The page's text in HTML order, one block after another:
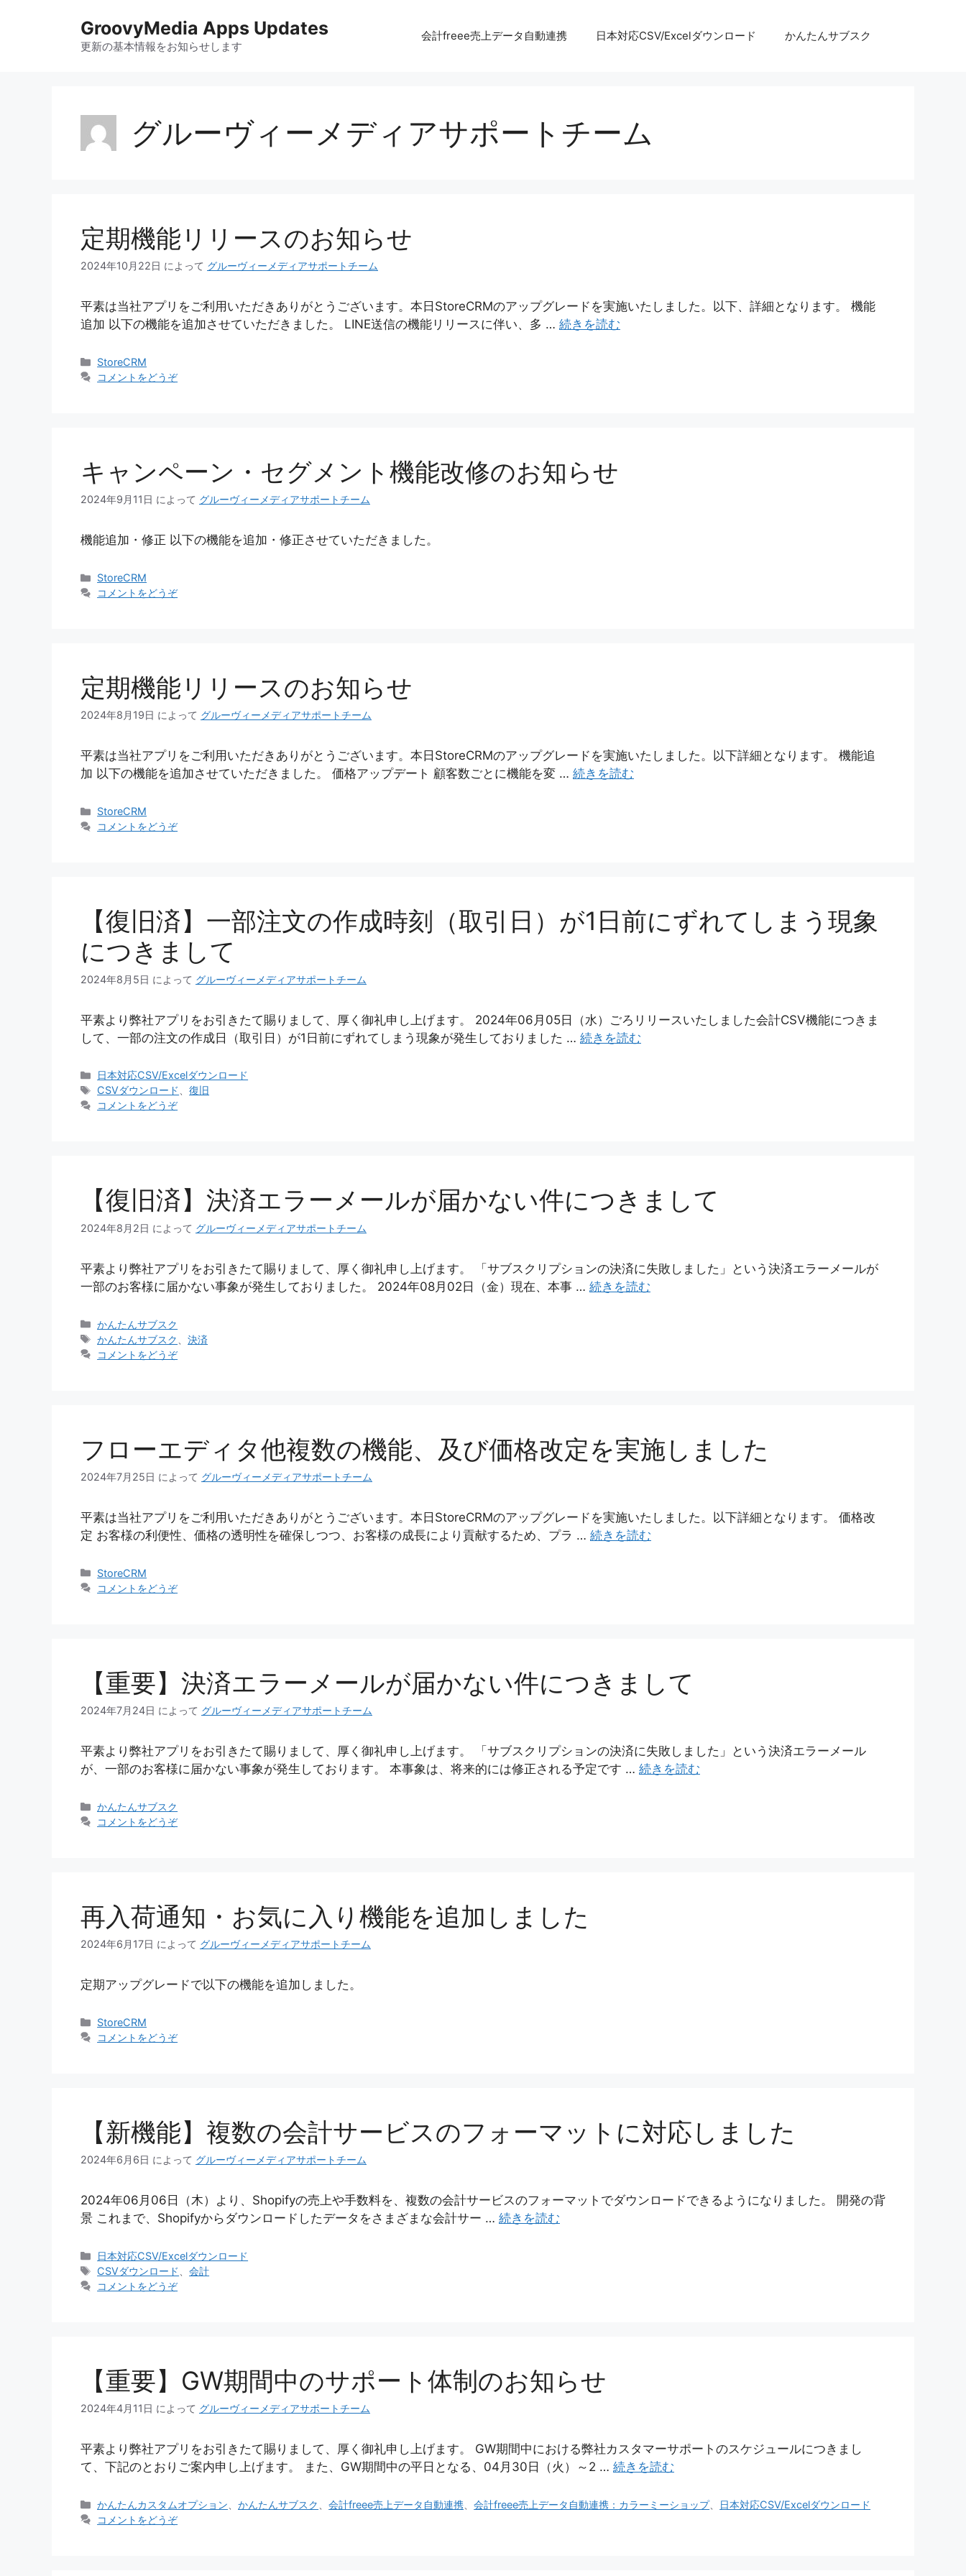
GroovyMedia Apps Updates
更新の基本情報をお知らせします
会計freee売上データ自動連携 日本対応CSV/Excelダウンロード かんたんサブスク
グルーヴィーメディアサポートチーム
定期機能リリースのお知らせ
2024年10月22日 によって グルーヴィーメディアサポートチーム
平素は当社アプリをご利用いただきありがとうございます。本日StoreCRMのアップグレードを実施いたしました。以下、詳細となります。 機能
追加 以下の機能を追加させていただきました。 LINE送信の機能リリースに伴い、多 … 続きを読む
カ
テ
StoreCRM
コメントをどうぞ
キャンペーン・セグメント機能改修のお知らせ
2024年9月11日 によって グルーヴィーメディアサポートチーム
機能追加・修正 以下の機能を追加・修正させていただきました。
カ
テ
StoreCRM
コメントをどうぞ
定期機能リリースのお知らせ
2024年8月19日 によって グルーヴィーメディアサポートチーム
平素は当社アプリをご利用いただきありがとうございます。本日StoreCRMのアップグレードを実施いたしました。以下詳細となります。 機能追
加 以下の機能を追加させていただきました。 価格アップデート 顧客数ごとに機能を変 … 続きを読む
カ
テ
StoreCRM
コメントをどうぞ
【復旧済】一部注文の作成時刻（取引日）が1日前にずれてしまう現象
につきまして
2024年8月5日 によって グルーヴィーメディアサポートチーム
平素より弊社アプリをお引きたて賜りまして、厚く御礼申し上げます。 2024年06月05日（水）ごろリリースいたしました会計CSV機能につきま
して、一部の注文の作成日（取引日）が1日前にずれてしまう現象が発生しておりました … 続きを読む
カ
テ
ゴ
日本対応CSV/Excelダウンロード
タ
グ
CSVダウンロード、復旧
コメントをどうぞ
【復旧済】決済エラーメールが届かない件につきまして
2024年8月2日 によって グルーヴィーメディアサポートチーム
平素より弊社アプリをお引きたて賜りまして、厚く御礼申し上げます。 「サブスクリプションの決済に失敗しました」という決済エラーメールが
一部のお客様に届かない事象が発生しておりました。 2024年08月02日（金）現在、本事 … 続きを読む
カ
テ
ゴ
かんたんサブスク
タ
グ
かんたんサブスク 、決済
コメントをどうぞ
フローエディタ他複数の機能、及び価格改定を実施しました
2024年7月25日 によって グルーヴィーメディアサポートチーム
平素は当社アプリをご利用いただきありがとうございます。本日StoreCRMのアップグレードを実施いたしました。以下詳細となります。 価格改
定 お客様の利便性、価格の透明性を確保しつつ、お客様の成長により貢献するため、プラ … 続きを読む
カ
テ
StoreCRM
コメントをどうぞ
【重要】決済エラーメールが届かない件につきまして
2024年7月24日 によって グルーヴィーメディアサポートチーム
平素より弊社アプリをお引きたて賜りまして、厚く御礼申し上げます。 「サブスクリプションの決済に失敗しました」という決済エラーメール
が、一部のお客様に届かない事象が発生しております。 本事象は、将来的には修正される予定です … 続きを読む
カ
テ
かんたんサブスク
コメントをどうぞ
再入荷通知・お気に入り機能を追加しました
2024年6月17日 によって グルーヴィーメディアサポートチーム
定期アップグレードで以下の機能を追加しました。
カ
テ
StoreCRM
コメントをどうぞ
【新機能】複数の会計サービスのフォーマットに対応しました
2024年6月6日 によって グルーヴィーメディアサポートチーム
2024年06月06日（木）より、Shopifyの売上や手数料を、複数の会計サービスのフォーマットでダウンロードできるようになりました。 開発の背
景 これまで、Shopifyからダウンロードしたデータをさまざまな会計サー … 続きを読む
カ
テ
ゴ
日本対応CSV/Excelダウンロード
タ
グ
CSVダウンロード 、会計
コメントをどうぞ
【重要】GW期間中のサポート体制のお知らせ
2024年4月11日 によって グルーヴィーメディアサポートチーム
平素より弊社アプリをお引きたて賜りまして、厚く御礼申し上げます。 GW期間中における弊社カスタマーサポートのスケジュールにつきまし
て、下記のとおりご案内申し上げます。 また、GW期間中の平日となる、04月30日（火）～2 … 続きを読む
カ
テ
かんたんカスタムオプション 、かんたんサブスク 、会計freee売上データ自動連携 、会計freee売上データ自動連携：カラーミーショップ、
日本対応CSV/Excelダウンロード
コメントをどうぞ